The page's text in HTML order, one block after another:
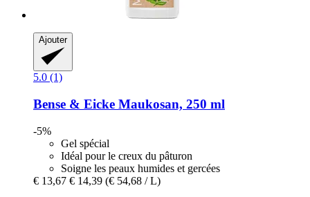
Ajouter
5.0 (1)
Bense & Eicke Maukosan, 250 ml
-5%
Gel spécial
Idéal pour le creux du pâturon
Soigne les peaux humides et gercées
€ 13,67 € 14,39 (€ 54,68 / L)